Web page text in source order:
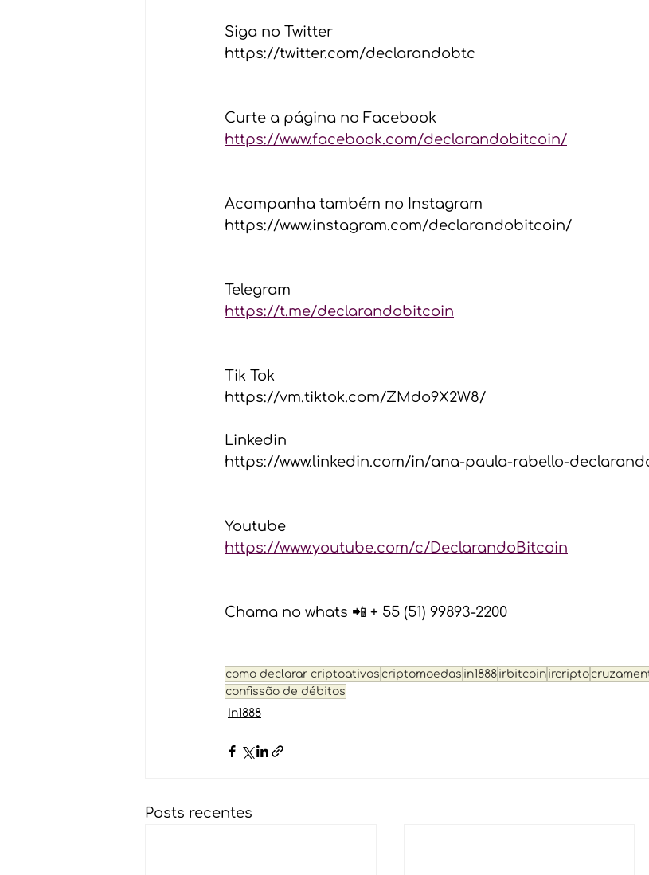
Siga no Twitter
https://twitter.com/declarandobtc
Curte a página no Facebook
https://www.facebook.com/declarandobitcoin/
Acompanha também no Instagram
https://www.instagram.com/declarandobitcoin/
Telegram
https://t.me/declarandobitcoin
Tik Tok
https://vm.tiktok.com/ZMdo9X2W8/
Linkedin
https://www.linkedin.com/in/ana-paula-rabello-
Youtube
https://www.youtube.com/c/DeclarandoBitcoin
Chama no whats 📲 + 55 (51) 99893-2200
como declarar criptoativos criptomoedas in1888 irbitcoin ircripto
confissão de débitos
In1888
Posts recentes